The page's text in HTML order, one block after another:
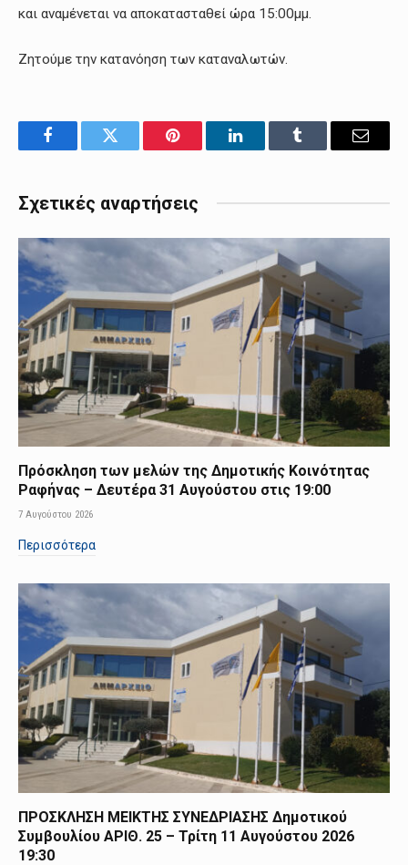
και αναμένεται να αποκατασταθεί ώρα 15:00μμ.
Ζητούμε την κατανόηση των καταναλωτών.
FacebookTwitter Pinterest LinkedInTumblr Email
Σχετικές αναρτήσεις
Πρόσκληση των μελών της Δημοτικής Κοινότητας
Ραφήνας – Δευτέρα 31 Αυγούστου στις 19:00
7 Αυγούστου 2026
Περισσότερα
ΠΡΟΣΚΛΗΣΗ ΜΕΙΚΤΗΣ ΣΥΝΕΔΡΙΑΣΗΣ Δημοτικού
Συμβουλίου ΑΡΙΘ. 25 – Τρίτη 11 Αυγούστου 2026
19:30